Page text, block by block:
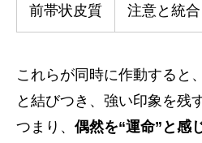
前帯状皮質 注意と統合
これらが同時に作動すると
と結びつき、強い印象を残す
つまり、 偶然を“運命”と感